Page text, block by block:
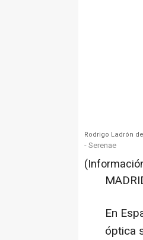
Rodrigo Ladrón
- Serenae
En
óptica